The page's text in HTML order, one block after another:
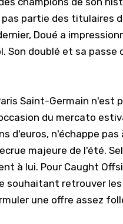
partie des titulaires
Doué a
. Son doublé et sa passe
Saint-Germain n'est
du mercato
d'euros, n'échappe pas
majeure de l'été.
à lui. Pour Caught
souhaitant retrouver
une offre assez